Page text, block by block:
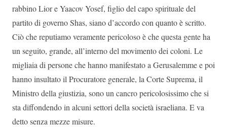
rabbino Lior e Yaacov Yosef, figlio del capo spirituale del
partito di governo Shas, siano d’accordo con quanto è scritto.
Ciò che reputiamo veramente pericoloso è che questa gente ha
un seguito, grande, all’interno del movimento dei coloni. Le
migliaia di persone che hanno manifestato a Gerusalemme e poi
hanno insultato il Procuratore generale, la Corte Suprema, il
Ministro della giustizia, sono un cancro pericolosissimo che si
sta diffondendo in alcuni settori della società israeliana. E va
detto senza mezze misure.